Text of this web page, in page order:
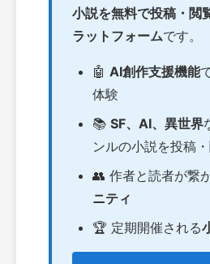
小説を無料で投稿・閲
ラットフォームです。
🤖 AI創作支援機能
体験
📚 SF、AI、異世界
ンルの小説を投稿
👥 作者と読者が繋
ニティ
🏆 定期開催される